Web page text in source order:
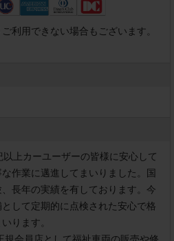
利用できない場合もございます。
上カーユーザーの皆様に安心して
作業に邁進してまいりました。国
長年の実績を有しております。今
して定期的に点検された安心で格
ります。